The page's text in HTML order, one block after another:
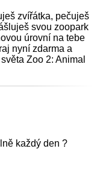
zvířátka, pečuješ
svou zoopark
úrovní na tebe
nyní zdarma a
Zoo 2: Animal
každý den ?